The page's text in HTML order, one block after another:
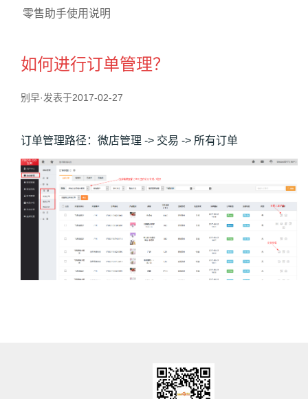
零售助手使用说明
如何进行订单管理？
别早·发表于2017-02-27
订单管理路径：微店管理 -> 交易 -> 所有订单